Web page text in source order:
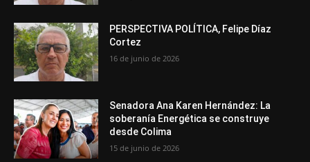
PERSPECTIVA POLÍTICA, Felipe Díaz
Cortez
16 de junio de 2026
Senadora Ana Karen Hernández: La
soberanía Energética se construye
desde Colima
15 de junio de 2026